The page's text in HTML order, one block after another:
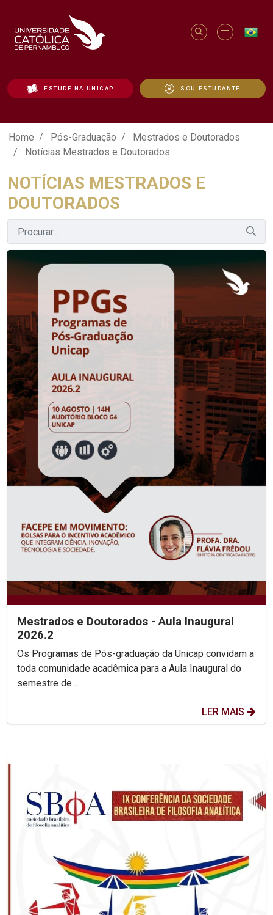
ESTUDE NA UNICAP SOU ESTUDANTE
Notícias Mestrados e Doutorados -
Home Pós-Graduação
Mestrados e Doutorados
Notícias Mestrados e Doutorados
NOTÍCIAS MESTRADOS E
DOUTORADOS
Mestrados e Doutorados - Aula Inaugural
2026.2
Os Programas de Pós-graduação da Unicap convidam a
toda comunidade acadêmica para a Aula Inaugural do
semestre de...
LER MAIS